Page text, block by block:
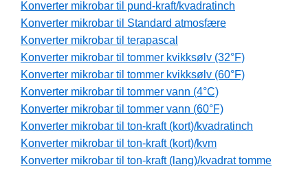
Konverter mikrobar til pund-kraft/kvadratinch
Konverter mikrobar til Standard atmosfære
Konverter mikrobar til terapascal
Konverter mikrobar til tommer kvikksølv (32°F)
Konverter mikrobar til tommer kvikksølv (60°F)
Konverter mikrobar til tommer vann (4°C)
Konverter mikrobar til tommer vann (60°F)
Konverter mikrobar til ton-kraft (kort)/kvadratinch
Konverter mikrobar til ton-kraft (kort)/kvm
Konverter mikrobar til ton-kraft (lang)/kvadrat tomme